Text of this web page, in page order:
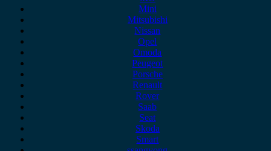
Mini
Mitsubishi
Nissan
Opel
Omoda
Peugeot
Porsche
Renault
Rover
Saab
Seat
Skoda
Smart